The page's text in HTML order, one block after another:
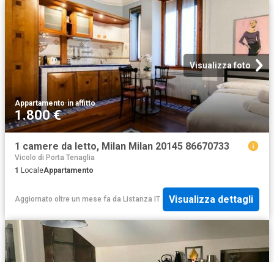
Visualizza foto
Appartamento·in affitto
1.800 €
1 camere da letto, Milan Milan 20145 86670733
Vicolo di Porta Tenaglia
1 LocaleAppartamento
Aggiornato oltre un mese fa da Listanza IT Visualizza dettagli